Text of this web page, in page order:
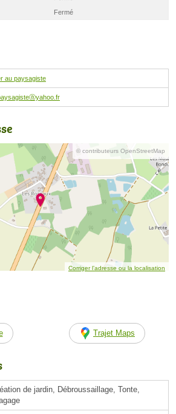
Fermé
au paysagiste
© contributeurs OpenStreetMap
Corriger l’adresse ou la localisation
Trajet Maps
de jardin, Débroussaillage, Tonte,